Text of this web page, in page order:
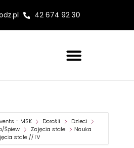
42 674 92 30
- MSK Dorośli
Dzieci
Śpiew Zajęcia stałe
Nauka
stałe // IV